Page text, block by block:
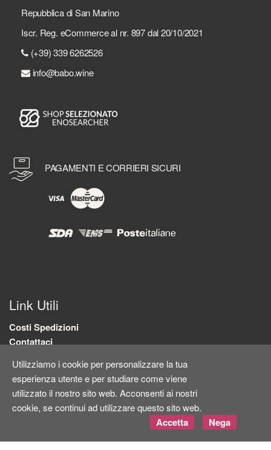
Repubblica di San Marino
Iscr. Reg. eCommerce al nr. 897 dal 20/10/2021
(+39) 339 6262526
info@babo.wine
PAGAMENTI E CORRIERI SICURI
Link Utili
Costi Spedizioni
Contattaci
Privacy Policy
Recesso e Garanzie
Utilizziamo i cookie per personalizzare la tua
esperienza utente e per studiare come viene
utilizzato il nostro sito web. Acconsenti ai nostri
cookie, se continui ad utilizzare questo sito web.
Accetta Nega